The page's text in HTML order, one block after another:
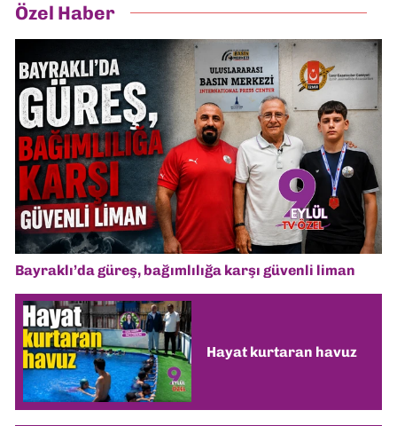
Özel Haber
Bayraklı’da güreş, bağımlılığa karşı güvenli liman
Hayat kurtaran havuz